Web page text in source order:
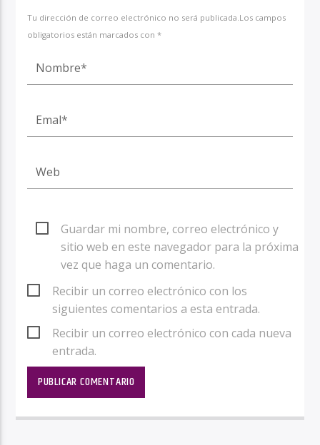
Tu dirección de correo electrónico no será publicada.Los campos
obligatorios están marcados con *
Guardar mi nombre, correo electrónico y
sitio web en este navegador para la próxima
vez que haga un comentario.
Recibir un correo electrónico con los
siguientes comentarios a esta entrada.
Recibir un correo electrónico con cada nueva
entrada.